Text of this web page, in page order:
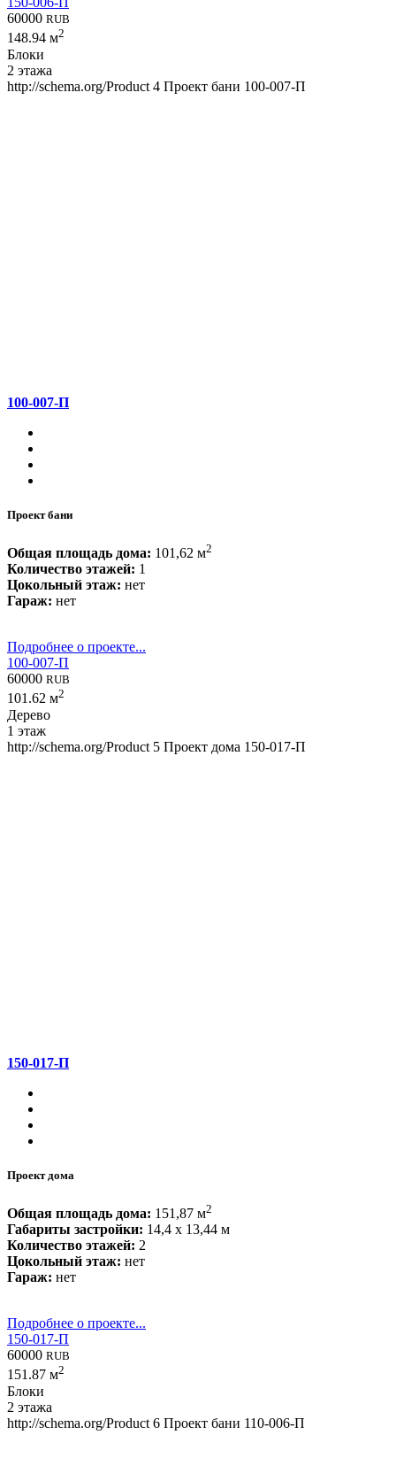
60000 RUB
148.94 м2
Блоки
2 этажа
http://schema.org/Product 4 Проект бани 100-007-П
100-007-П
Проект бани
Общая площадь дома: 101,62 м2
Количество этажей: 1
Цокольный этаж: нет
Гараж: нет
Подробнее о проекте...
100-007-П
60000 RUB
101.62 м2
Дерево
1 этаж
http://schema.org/Product 5 Проект дома 150-017-П
150-017-П
Проект дома
Общая площадь дома: 151,87 м2
Габариты застройки: 14,4 x 13,44 м
Количество этажей: 2
Цокольный этаж: нет
Гараж: нет
Подробнее о проекте...
150-017-П
60000 RUB
151.87 м2
Блоки
2 этажа
http://schema.org/Product 6 Проект бани 110-006-П